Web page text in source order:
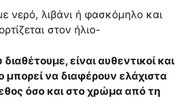
νερό, λιβάνι ή φασκόμηλο και
στον ήλιο-
διαθέτουμε, είναι αυθεντικοί και
μπορεί να διαφέρουν ελάχιστα
όσο και στο χρώμα από τη